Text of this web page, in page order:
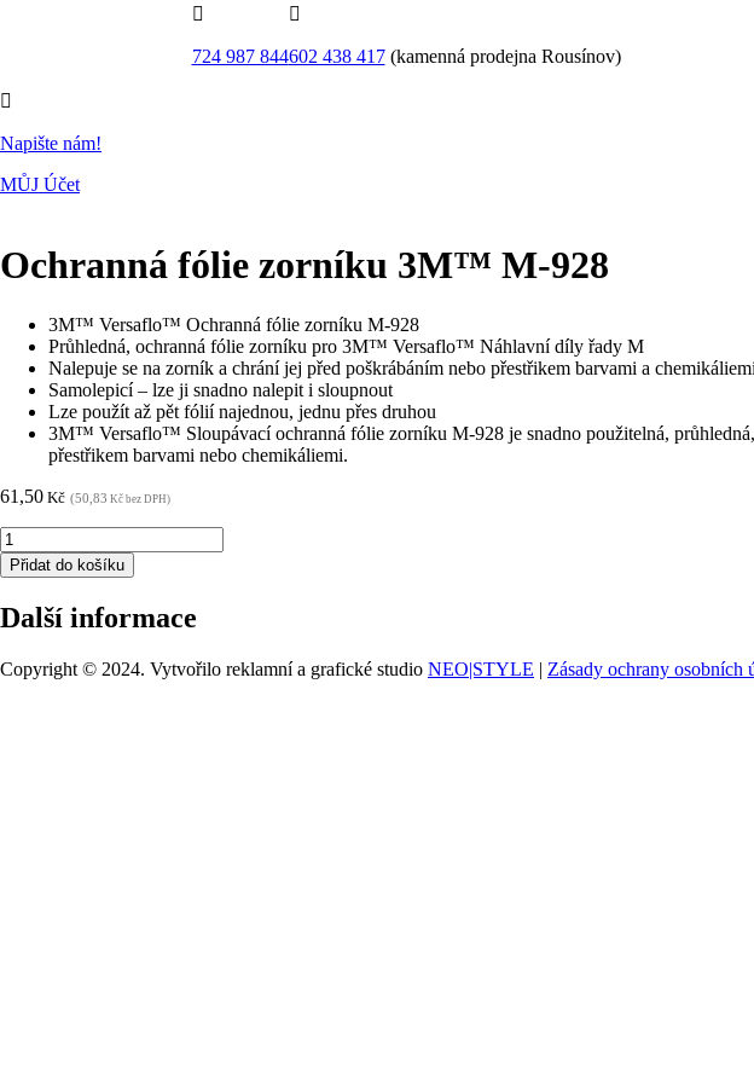

724 987 844

602 438 417(kamenná prodejna Rousínov)

Napište nám!
MŮJ Účet
Ochranná fólie zorníku 3M™ M-928
3M™ Versaflo™ Ochranná fólie zorníku M-928
Průhledná, ochranná fólie zorníku pro 3M™ Versaflo™ Náhlavní díly řady M
Nalepuje se na zorník a chrání jej před poškrábáním nebo přestřikem barvami a chemikáliemi
Samolepicí – lze ji snadno nalepit i sloupnout
Lze použít až pět fólií najednou, jednu přes druhou
3M™ Versaflo™ Sloupávací ochranná fólie zorníku M-928 je snadno použitelná,
přestřikem barvami nebo chemikáliemi.
61,50 Kč (50,83 Kč bez DPH)
Ochranná
fólie
zorníku
M-
množství
Přidat do košíku
Další informace
Copyright © 2024. Vytvořilo reklamní a grafické studio NEO|STYLE | Zásady ochrany osobních